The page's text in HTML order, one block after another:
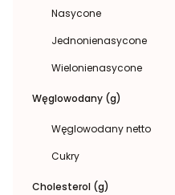
Nasycone
Jednonienasycone
Wielonienasycone
Węglowodany (g)
Węglowodany netto
Cukry
Cholesterol (g)